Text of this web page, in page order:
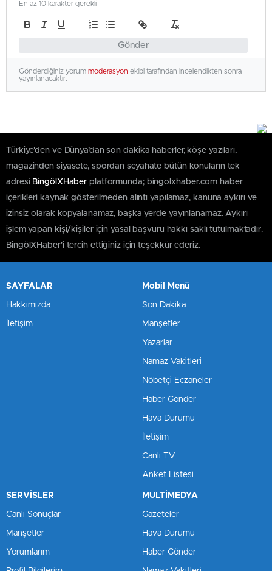
Gönder
En az 10 karakter gerekli
Gönderdiğiniz yorum moderasyon ekibi tarafından incelendikten sonra
yayınlanacaktır.
Türkiye'den ve Dünya’dan son dakika haberler, köşe yazıları,
magazinden siyasete, spordan seyahate bütün konuların tek
adresi BingölXHaberplatformunda; bingolxhaber.com haber
içerikleri kaynak gösterilmeden alıntı yapılamaz, kanuna aykırı ve
izinsiz olarak kopyalanamaz, başka yerde yayınlanamaz. Aykırı
işlem yapan kişi/kişiler için yasal başvuru hakkı saklı tutulmaktadır.
BingölXHaber'i tercih ettiğiniz için teşekkür ederiz.
SAYFALAR
Hakkımızda
İletişim
Mobil Menü
Son Dakika
Manşetler
Yazarlar
Namaz Vakitleri
Nöbetçi Eczaneler
Haber Gönder
Hava Durumu
İletişim
Canlı TV
Anket Listesi
SERVİSLER
Canlı Sonuçlar
Manşetler
Yorumlarım
MULTİMEDYA
Gazeteler
Hava Durumu
Haber Gönder